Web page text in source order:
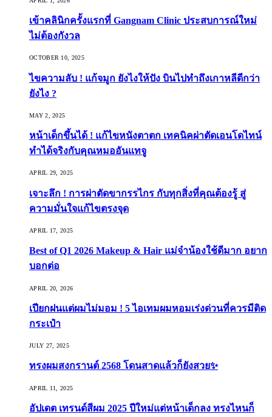
เข้าคลินิกครั้งแรกที่ Gangnam Clinic ประสบการณ์ใหม่
ไม่ต้องกังวล
OCTOBER 10, 2025
ไขความลับ ! แก้จมูก ยังไงให้ปัง บินไปทำถึงเกาหลีดีกว่า
ยังไง ?
MAY 2, 2025
หน้าเด็กขึ้นได้ ! แก้ไขหนังตาตก เทคนิคผ่าตัดเอนโดไทน์
ทำได้จริงกับคุณหมออันแทจู
APRIL 29, 2025
เจาะลึก ! การผ่าตัดขากรรไกร กับทุกสิ่งที่คุณต้องรู้ สู่
ความมั่นใจแก้ไขตรงจุด
APRIL 17, 2025
Best of Q1 2026 Makeup & Hair แม่จ๋าน้องใช้ดีมาก อยาก
บอกต่อ
APRIL 20, 2026
เปียกฝนแต่ผมไม่มอม ! 5 ไอเทมผมหอมเร่งด่วนที่ควรมีติด
กระเป๋า
JULY 27, 2025
ทรงผมสงกรานต์ 2568 โดนสาดแล้วก็ยังสวย✨
APRIL 11, 2025
อัปเดต เทรนด์สีผม 2025 ปีใหม่แต่หน้าเด็กลง ทรงไหนก็